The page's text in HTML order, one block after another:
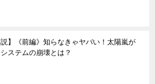
説】《前編》知らなきゃヤバい！太陽嵐が
ステムの崩壊とは？